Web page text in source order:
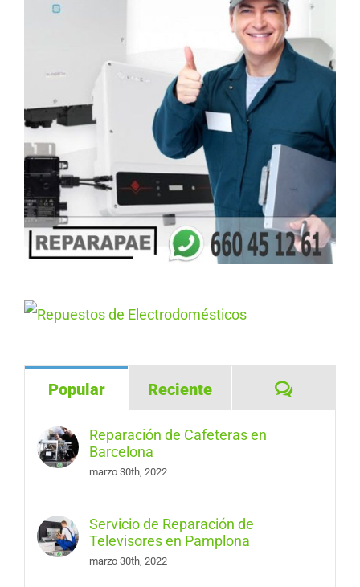
Popular Reciente
Reparación de Cafeteras en
Barcelona
marzo 30th, 2022
Servicio de Reparación de
Televisores en Pamplona
marzo 30th, 2022